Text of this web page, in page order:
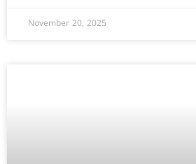
November 20, 2025